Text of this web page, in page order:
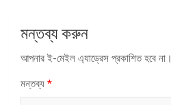
মন্তব্য করুন
আপনার ই-মেইল এ্যাড্রেস প্রকাশিত হবে না।
মন্তব্য *